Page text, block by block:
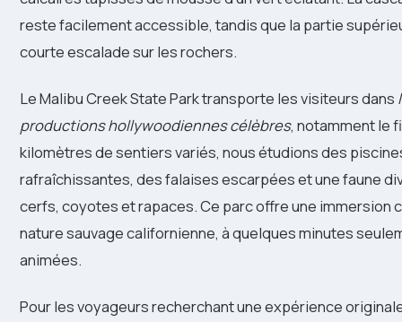
reste facilement accessible, tandis que la partie
courte escalade sur les rochers.
Le Malibu Creek State Park transporte les visiteurs dans
productions hollywoodiennes célèbres, notamment le
kilomètres de sentiers variés, nous étudions des
rafraîchissantes, des falaises escarpées et une faune
cerfs, coyotes et rapaces. Ce parc offre une immersion
nature sauvage californienne, à quelques minutes
animées.
Pour les voyageurs recherchant une expérience